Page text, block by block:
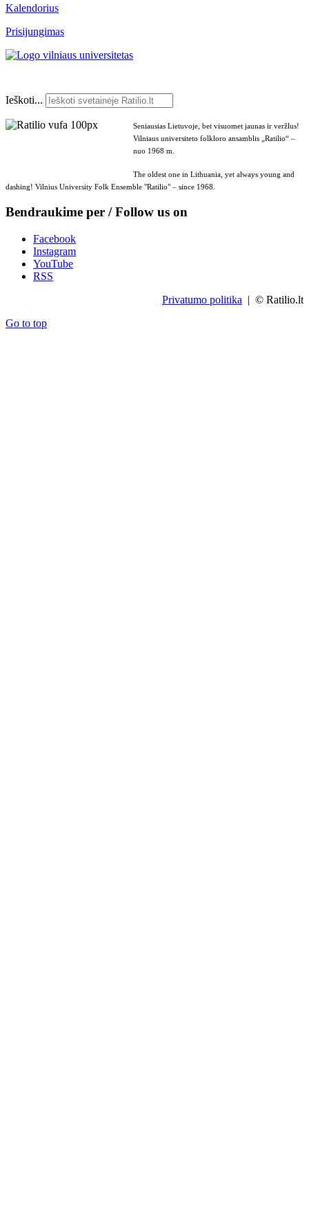
Kalendorius
Prisijungimas
Ieškoti...
Seniausias Lietuvoje, bet visuomet jaunas ir veržlus!
Vilniaus universiteto folkloro ansamblis „Ratilio“ –
nuo 1968 m.
The oldest one in Lithuania, yet always young and
dashing! Vilnius University Folk Ensemble "Ratilio" – since 1968.
Bendraukime per / Follow us on
Facebook
Instagram
YouTube
RSS
Privatumo politika | © Ratilio.lt
Go to top